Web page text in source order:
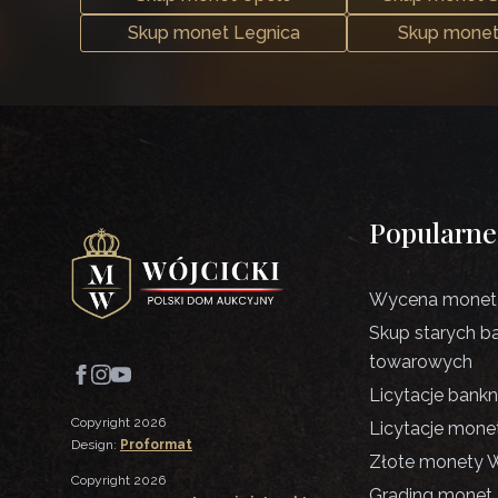
Skup monet Legnica
Skup
Copyright 2026
Design: Proformat
Copyright 2026
Popularne
Wycena
Skup starych
towarowych
Licytacje
Licytacje
Złote monety